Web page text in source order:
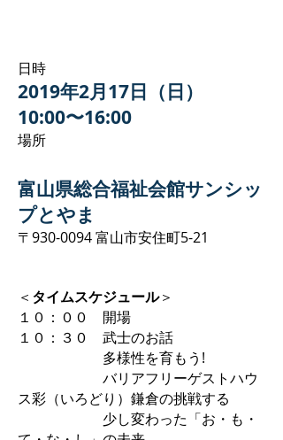
日時
2019年2月17日（日）
10:00〜16:00
場所
富山県総合福祉会館サンシッ
プとやま
〒930-0094 富山市安住町5-21
＜ タイムスケジュール＞
１０：００ 開場
１０：３０ 武士のお話
多様性を育もう!
バリアフリーゲストハウ
ス彩（いろどり）鎌倉の挑戦する
少し変わった「お・も・